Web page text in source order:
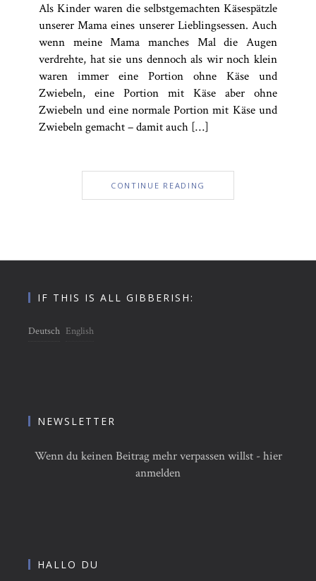
Als Kinder waren die selbstgemachten Käsespätzle
unserer Mama eines unserer Lieblingsessen. Auch
wenn meine Mama manches Mal die Augen
verdrehte, hat sie uns dennoch als wir noch klein
waren immer eine Portion ohne Käse und
Zwiebeln, eine Portion mit Käse aber ohne
Zwiebeln und eine normale Portion mit Käse und
Zwiebeln gemacht – damit auch […]
CONTINUE READING
IF THIS IS ALL GIBBERISH:
Deutsch English
NEWSLETTER
Wenn du keinen Beitrag mehr verpassen willst - hier
anmelden
HALLO DU